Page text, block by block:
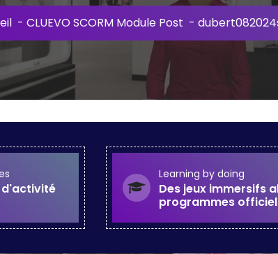
- CLUEVO SCORM Module Post -
d'activité
Learning by doing
Des jeux immersifs
programmes